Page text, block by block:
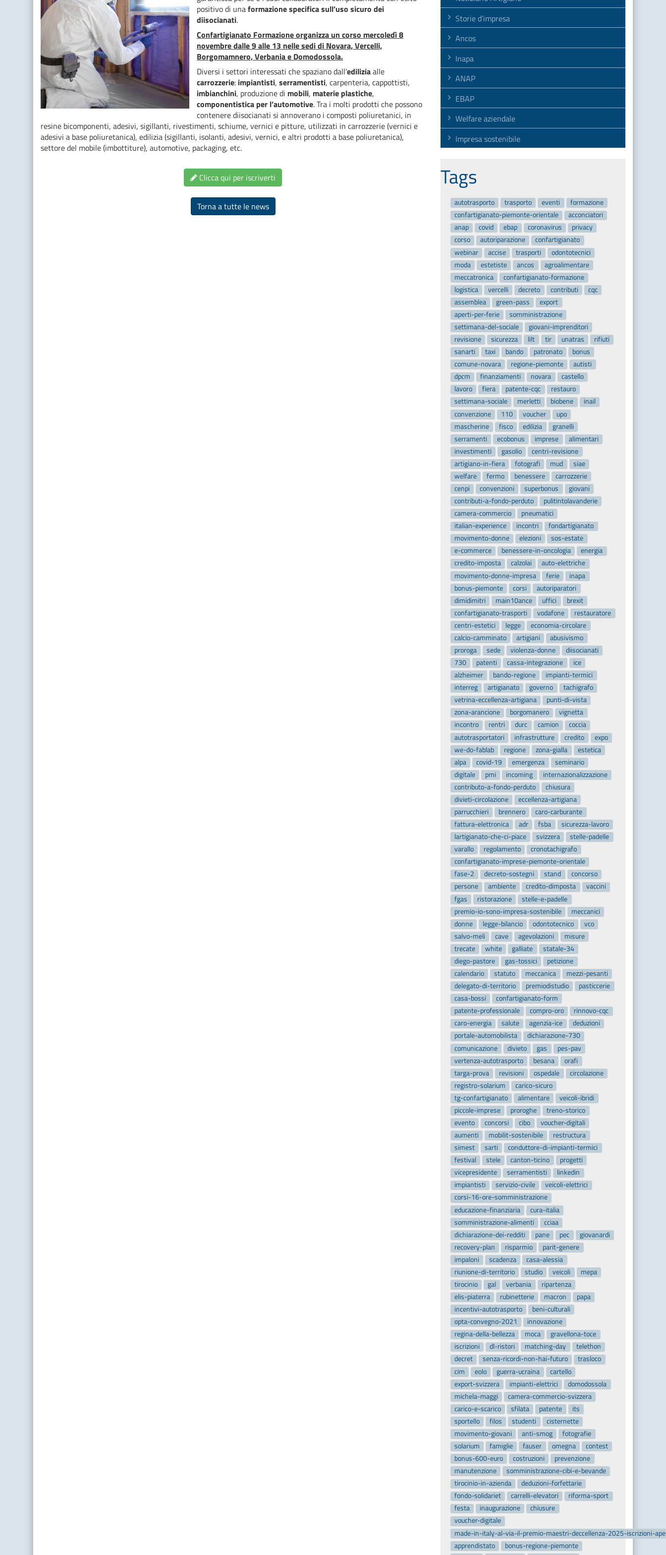
positivo di unaformazione specifica sull’uso sicuro dei
diisocianati.
Confartigianato Formazione organizza un corso mercoledì 8
novembre dalle 9 alle 13 nelle sedi di Novara, Vercelli,
Borgomamnero, Verbania e Domodossola.
Diversi i settori interessati che spaziano dall'ediliziaalle
carrozzerie: impiantisti,serramentisti, carpenteria, cappottisti,
imbianchini, produzione di mobili, materie plastiche,
componentistica per l’automotive. Tra i molti prodotti che possono
contenere diisocianati si annoverano i composti poliuretanici, in
resine bicomponenti, adesivi, sigillanti, rivestimenti, schiume, vernici e pitture, utilizzati in carrozzerie (vernici e
adesivi a base poliuretanica), edilizia (sigillanti, isolanti, adesivi, vernici, e altri prodotti a base poliuretanica),
settore del mobile (imbottiture), automotive, packaging, etc.
Clicca qui per iscriverti
Torna a tutte le news
Storie d'impresa
Ancos
Inapa
ANAP
EBAP
Welfare aziendale
Impresa sostenibile
Tags
autotrasporto trasporto eventi
formazione
confartigianato-piemonte-orientale
acconciatori
anap
covid ebap coronavirus
privacy
corso
autoriparazione
confartigianato
webinar
accise trasporti
odontotecnici
moda
estetiste ancos
agroalimentare
meccatronica
confartigianato-formazione
logistica
vercelli decreto contributi
cqc
assemblea
green-pass
export
aperti-per-ferie
somministrazione
settimana-del-sociale
giovani-imprenditori
revisione
sicurezza lilt tir unatras
rifiuti
sanarti
taxi bando patronato
bonus
comune-novara
regione-piemonte
autisti
dpcm
finanziamenti novara
castello
lavoro
fiera patente-cqc
restauro
settimana-sociale
merletti biobene
inail
convenzione
110 voucher
upo
mascherine
fisco edilizia
granelli
serramenti
ecobonus imprese
alimentari
investimenti
gasolio
centri-revisione
artigiano-in-fiera
fotografi mud
siae
welfare
fermo benessere
carrozzerie
cenpi
convenzioni superbonus
giovani
contributi-a-fondo-perduto
pulitintolavanderie
camera-commercio
pneumatici
italian-experience
incontri
fondartigianato
movimento-donne
elezioni
sos-estate
e-commerce
benessere-in-oncologia
energia
credito-imposta
calzolai
auto-elettriche
movimento-donne-impresa
ferie
inapa
bonus-piemonte
corsi
autoriparatori
dimidimitri
main10ance uffici
brexit
confartigianato-trasporti
vodafone
restauratore
centri-estetici
legge
economia-circolare
calcio-camminato
artigiani
abusivismo
proroga
sede violenza-donne
diisocianati
730
patenti cassa-integrazione
ice
alzheimer
bando-regione
impianti-termici
interreg
artigianato governo
tachigrafo
vetrina-eccellenza-artigiana
punti-di-vista
zona-arancione
borgomanero
vignetta
incontro
rentri durc camion
coccia
autotrasportatori
infrastrutture credito
expo
we-do-fablab
regione zona-gialla
estetica
alpa
covid-19 emergenza
seminario
digitale
pmi incoming
internazionalizzazione
contributo-a-fondo-perduto
chiusura
divieti-circolazione
eccellenza-artigiana
parrucchieri
brennero
caro-carburante
fattura-elettronica
adr fsba
sicurezza-lavoro
lartigianato-che-ci-piace
svizzera
stelle-padelle
varallo
regolamento
cronotachigrafo
confartigianato-imprese-piemonte-orientale
fase-2
decreto-sostegni stand
concorso
persone
ambiente credito-dimposta
vaccini
fgas
ristorazione
stelle-e-padelle
premio-io-sono-impresa-sostenibile
meccanici
donne
legge-bilancio odontotecnico
vco
salvo-meli
cave agevolazioni
misure
trecate
white galliate
statale-34
diego-pastore
gas-tossici
petizione
calendario
statuto meccanica
mezzi-pesanti
delegato-di-territorio
premiodistudio
pasticcerie
casa-bossi
confartigianato-form
patente-professionale
compro-oro
rinnovo-cqc
caro-energia
salute agenzia-ice
deduzioni
portale-automobilista
dichiarazione-730
comunicazione
divieto gas
pes-pav
vertenza-autotrasporto
besana
orafi
targa-prova
revisioni ospedale
circolazione
registro-solarium
carico-sicuro
tg-confartigianato
alimentare
veicoli-ibridi
piccole-imprese
proroghe
treno-storico
evento
concorsi cibo
voucher-digitali
aumenti
mobilit-sostenibile
restructura
simest
sarti
conduttore-di-impianti-termici
festival
stele canton-ticino
progetti
vicepresidente
serramentisti
linkedin
impiantisti
servizio-civile
veicoli-elettrici
corsi-16-ore-somministrazione
educazione-finanziaria
cura-italia
somministrazione-alimenti
cciaa
dichiarazione-dei-redditi
pane pec
giovanardi
recovery-plan
risparmio
parit-genere
impaloni
scadenza
casa-alessia
riunione-di-territorio
studio veicoli
mepa
tirocinio
gal verbania
ripartenza
elis-piaterra
rubinetterie macron
papa
incentivi-autotrasporto
beni-culturali
opta-convegno-2021
innovazione
regina-della-bellezza
moca
gravellona-toce
iscrizioni
dl-ristori matching-day
telethon
decret
senza-ricordi-non-hai-futuro
trasloco
cim
eolo guerra-ucraina
cartello
export-svizzera
impianti-elettrici
domodossola
michela-maggi
camera-commercio-svizzera
carico-e-scarico
sfilata patente
its
sportello
filos studenti
cisternette
movimento-giovani
anti-smog
fotografie
solarium
famiglie fauser omegna
contest
bonus-600-euro
costruzioni
prevenzione
manutenzione
somministrazione-cibi-e-bevande
tirocinio-in-azienda
deduzioni-forfettarie
fondo-solidariet
carrelli-elevatori
riforma-sport
festa
inaugurazione
chiusure
voucher-digitale
made-in-italy-al-via-il-premio-maestri-deccellenza-2025-iscrizioni-
apprendistato
bonus-regione-piemonte